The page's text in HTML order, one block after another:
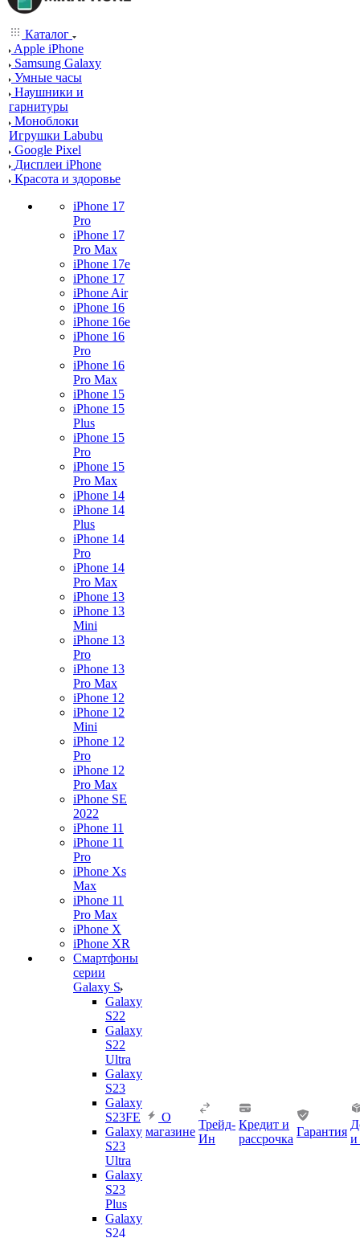
Каталог
Apple iPhone
Samsung Galaxy
Умные часы
Наушники и
гарнитуры
Моноблоки
Игрушки Labubu
Google Pixel
Дисплеи iPhone
Красота и здоровье
iPhone 17
Pro
iPhone 17
Pro Max
iPhone 17e
iPhone 17
iPhone Air
iPhone 16
iPhone 16e
iPhone 16
Pro
iPhone 16
Pro Max
iPhone 15
iPhone 15
Plus
iPhone 15
Pro
iPhone 15
Pro Max
iPhone 14
iPhone 14
Plus
iPhone 14
Pro
iPhone 14
Pro Max
iPhone 13
iPhone 13
Mini
iPhone 13
Pro
iPhone 13
Pro Max
iPhone 12
iPhone 12
Mini
iPhone 12
Pro
iPhone 12
Pro Max
iPhone SE
2022
iPhone 11
iPhone 11
Pro
iPhone Xs
Max
iPhone 11
Pro Max
iPhone X
iPhone XR
Смартфоны
серии
Galaxy S
Galaxy
S22
Galaxy
S22
Ultra
Galaxy
S23
Galaxy
S23FE
Galaxy
S23
Ultra
Galaxy
S23
Plus
Galaxy
S24
О
магазине
Трейд-
Ин
Кредит и
рассрочка
Гарантия
и